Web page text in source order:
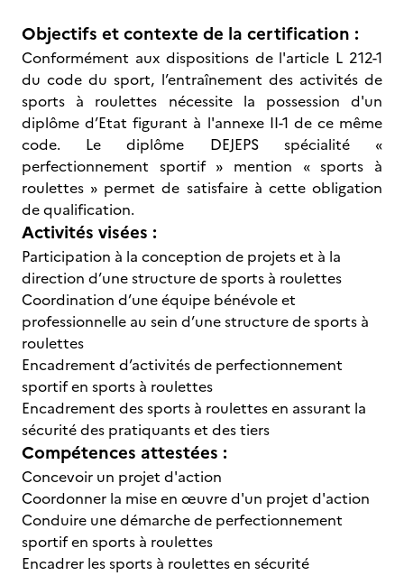
Objectifs et contexte de la certification :
Conformément aux dispositions de l'article L 212-1
du code du sport, l’entraînement des activités de
sports à roulettes nécessite la possession d'un
diplôme d’Etat figurant à l'annexe II-1 de ce même
code. Le diplôme DEJEPS spécialité «
perfectionnement sportif » mention « sports à
roulettes » permet de satisfaire à cette obligation
de qualification.
Activités visées :
Participation à la conception de projets et à la
direction d’une structure de sports à roulettes
Coordination d’une équipe bénévole et
professionnelle au sein d’une structure de sports à
roulettes
Encadrement d’activités de perfectionnement
sportif en sports à roulettes
Encadrement des sports à roulettes en assurant la
sécurité des pratiquants et des tiers
Compétences attestées :
Concevoir un projet d'action
Coordonner la mise en œuvre d'un projet d'action
Conduire une démarche de perfectionnement
sportif en sports à roulettes
Encadrer les sports à roulettes en sécurité